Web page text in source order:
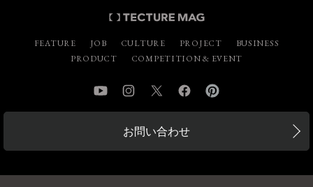
FEATURE JOB CULTURE PROJECT
BUSINESS
PRODUCT
COMPETITION & EVENT
YouTube InstagramTwitter Facebook
お問い合わせ